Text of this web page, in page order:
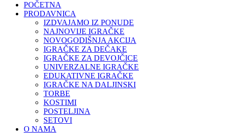
POČETNA
PRODAVNICA
IZDVAJAMO IZ PONUDE
NAJNOVIJE IGRAČKE
NOVOGODIŠNJA AKCIJA
IGRAČKE ZA DEČAKE
IGRAČKE ZA DEVOJČICE
UNIVERZALNE IGRAČKE
EDUKATIVNE IGRAČKE
IGRAČKE NA DALJINSKI
TORBE
KOSTIMI
POSTELJINA
SETOVI
O NAMA